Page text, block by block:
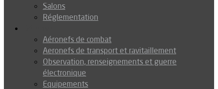
Salons
Réglementation
Aéronefs de combat
Aeronefs de transport et ravitaillement
Observation, renseignements et guerre
électronique
Equipements